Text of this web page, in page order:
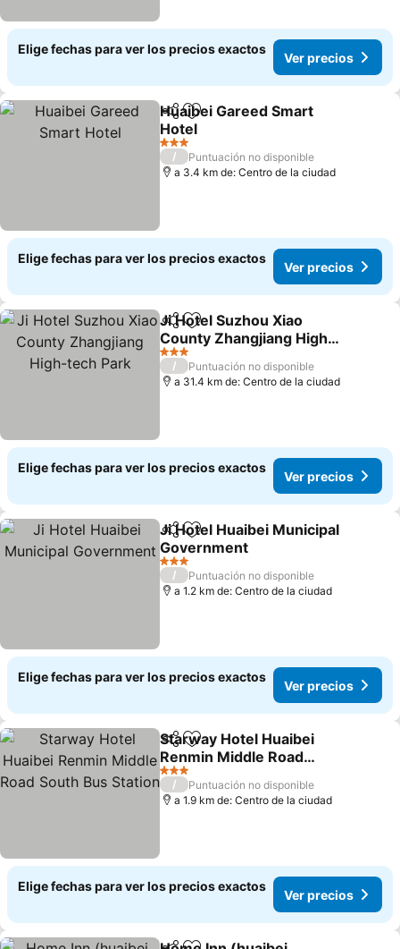
Elige fechas para ver los precios exactos
Ver precios
CompartirAgregar a favoritos
Huaibei Gareed Smart
Hotel
Ver precios
3 Estrellas
/
Puntuación no disponible
a 3.4 km de: Centro de la ciudad
Elige fechas para ver los precios exactos
Ver precios
CompartirAgregar a favoritos
Ji Hotel Suzhou Xiao
County Zhangjiang High-
tech Park
Ver precios
3 Estrellas
/
Puntuación no disponible
a 31.4 km de: Centro de la ciudad
Elige fechas para ver los precios exactos
Ver precios
CompartirAgregar a favoritos
Ji Hotel Huaibei Municipal
Government
Ver precios
3 Estrellas
/
Puntuación no disponible
a 1.2 km de: Centro de la ciudad
Elige fechas para ver los precios exactos
Ver precios
CompartirAgregar a favoritos
Starway Hotel Huaibei
Renmin Middle Road
South Bus Station
Ver precios
3 Estrellas
/
Puntuación no disponible
a 1.9 km de: Centro de la ciudad
Elige fechas para ver los precios exactos
Ver precios